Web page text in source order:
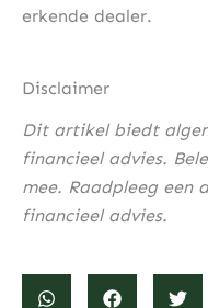
erkende dealer.
Disclaimer
Dit artikel biedt
financieel advies.
mee. Raadpleeg een
financieel advies.